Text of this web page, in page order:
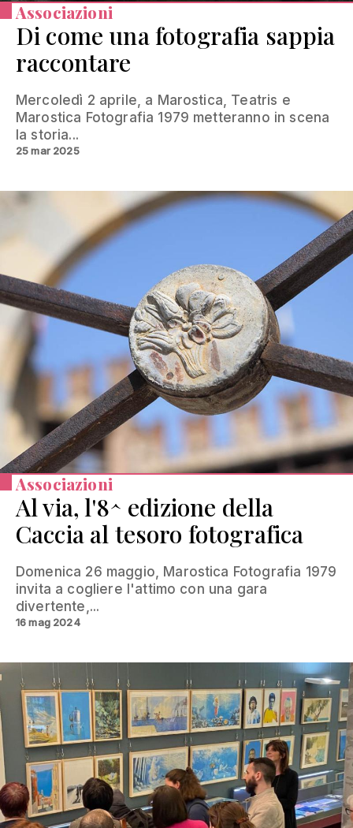
Associazioni
Di come una fotografia sappia
raccontare
Mercoledì 2 aprile, a Marostica, Teatris e
Marostica Fotografia 1979 metteranno in scena
la storia...
25 mar 2025
Associazioni
Al via, l'8^ edizione della
Caccia al tesoro fotografica
Domenica 26 maggio, Marostica Fotografia 1979
invita a cogliere l'attimo con una gara
divertente,...
16 mag 2024